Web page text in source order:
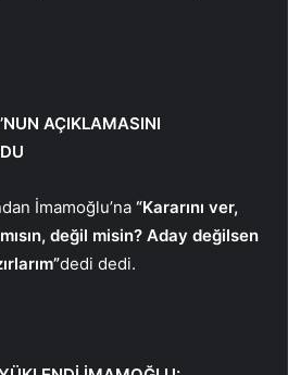
AÇIKLAMASINI
İmamoğlu’na “Kararını ver,
değil misin? Aday değilsen
dedi dedi.